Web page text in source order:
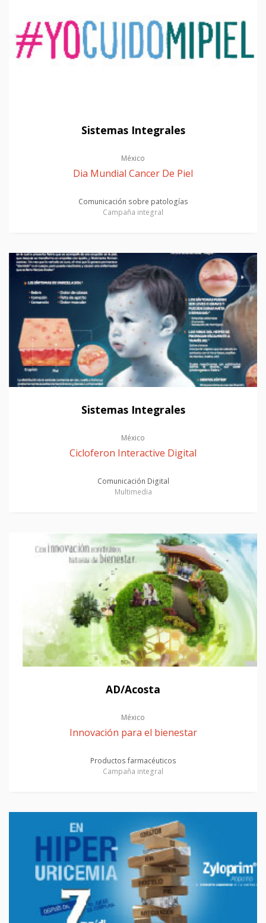
Sistemas Integrales
México
Dia Mundial Cancer De Piel
Comunicación sobre patologías
Campaña integral
Sistemas Integrales
México
Cicloferon Interactive Digital
Comunicación Digital
Multimedia
AD/Acosta
México
Innovación para el bienestar
Productos farmacéuticos
Campaña integral